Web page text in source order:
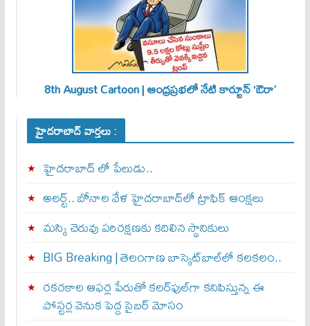
8th August Cartoon | ఆంధ్రప్రభలో నేటి కార్టూన్ ‘ఔరా’
హైదరాబాద్ వార్తలు :
హైదరాబాద్ లో పేలుడు..
అలర్ట్‌.. బోనాల వేళ హైదరాబాద్‌లో ట్రాఫిక్‌ ఆంక్షలు
మస్కి చెరువు పరిరక్షణకు కదిలిన స్థానికులు
BIG Breaking | తెలంగాణ బాస్కెట్‌బాల్‌లో కలకలం..
రకరకాల ఆఫర్ల పేరుతో కలర్‌ఫుల్‌గా కనిపిస్తున్న ఈ
పోస్టర్ల వెనుక పెద్ద సైబర్ మోసం